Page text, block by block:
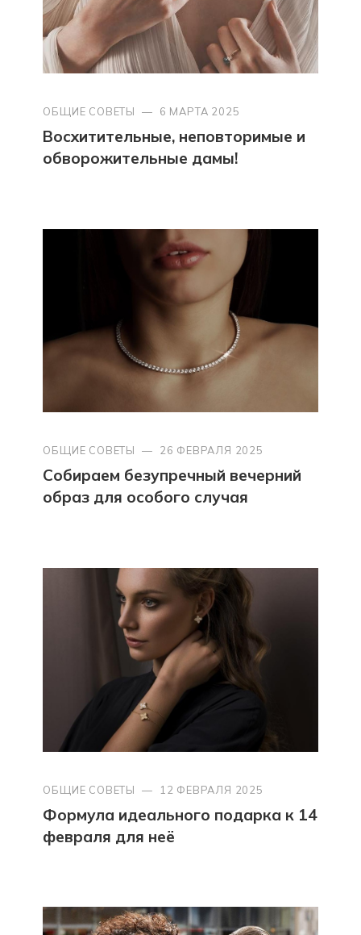
ОБЩИЕ СОВЕТЫ — 6 МАРТА 2025
Восхитительные, неповторимые и
обворожительные дамы!
ОБЩИЕ СОВЕТЫ — 26 ФЕВРАЛЯ 2025
Собираем безупречный вечерний
образ для особого случая
ОБЩИЕ СОВЕТЫ — 12 ФЕВРАЛЯ 2025
Формула идеального подарка к 14
февраля для неё